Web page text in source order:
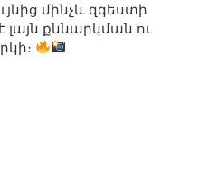
մինչև զգեստի
լայն քննարկման ու